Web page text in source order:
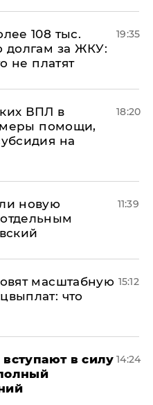
108 тыс.
долгам за ЖКУ:
не платят
19:35
ВПЛ в
помощи,
на
18:20
новую
11:39
масштабную
что
15:12
вступают в силу 14:24